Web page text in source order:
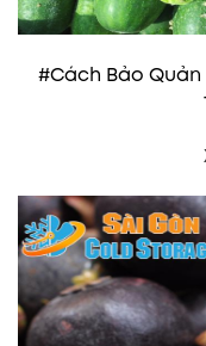
#Cách Bảo Quản